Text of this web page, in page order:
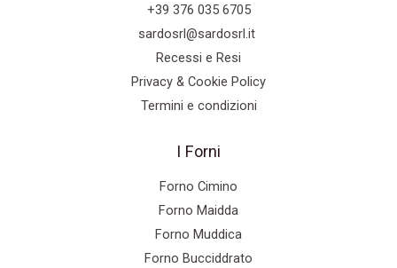
+39 376 035 6705
sardosrl@sardosrl.it
Recessi e Resi
Privacy & Cookie Policy
Termini e condizioni
I Forni
Forno Cimino
Forno Maidda
Forno Muddica
Forno Bucciddrato